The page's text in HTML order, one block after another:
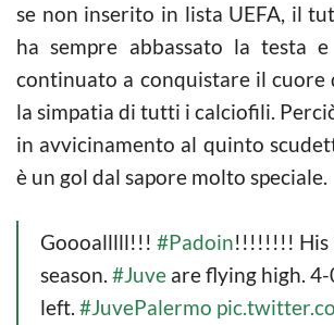
se non inserito in lista UEFA, il
ha sempre abbassato la testa
continuato a conquistare il cuore
la simpatia di tutti i calciofili.
in avvicinamento al quinto
è un gol dal sapore molto speciale.
Goooalllll!!! #Padoin!!!!!!!! His
season. #Juve are flying high.
left. #JuvePalermo